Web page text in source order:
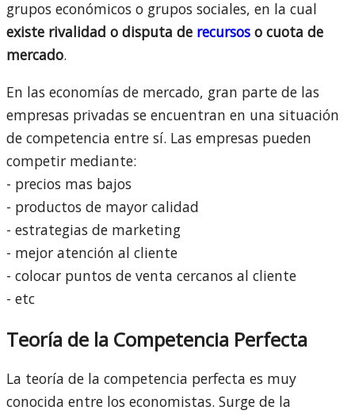
grupos económicos o grupos sociales, en la cual
existe rivalidad o disputa de recursos o cuota de
mercado.
En las economías de mercado, gran parte de las
empresas privadas se encuentran en una situación
de competencia entre sí. Las empresas pueden
competir mediante:
- precios mas bajos
- productos de mayor calidad
- estrategias de marketing
- mejor atención al cliente
- colocar puntos de venta cercanos al cliente
- etc
Teoría de la Competencia Perfecta
La teoría de la competencia perfecta es muy
conocida entre los economistas. Surge de la